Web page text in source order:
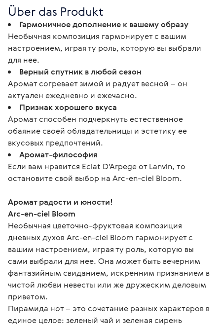
Über das Produkt
Гармоничное дополнение к вашему образу
Необычная композиция гармонирует с вашим
настроением, играя ту роль, которую вы выбрали
для нее.
Верный спутник в любой сезон
Аромат согревает зимой и радует весной – он
актуален ежедневно и ежечасно.
Признак хорошего вкуса
Аромат способен подчеркнуть естественное
обаяние своей обладательницы и эстетику ее
вкусовых предпочтений.
Аромат-философия
Если вам нравится Eclat D'Arpege от Lanvin, то
остановите свой выбор на Arc-en-ciel Bloom.
Аромат радости и юности!
Arc-en-ciel Bloom
Необычная цветочно-фруктовая композиция
дневных духов Arc-en-ciel Bloom гармонирует с
вашим настроением, играя ту роль, которую вы
сами выбрали для нее. Она может быть вечерним
фантазийным свиданием, искренним признанием в
чистой любви невесты или же дружеским деловым
приветом.
Пирамида нот – это сочетание разных характеров в
единое целое: зеленый чай и зеленая сирень